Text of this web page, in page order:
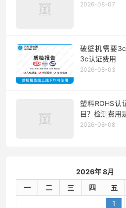
2026-08-07
破壁机需要
3c认证费用
2026-08-03
塑料ROHS认
目？检测费用
2026-08-08
2026年 8月
一
二 三 四 五
1